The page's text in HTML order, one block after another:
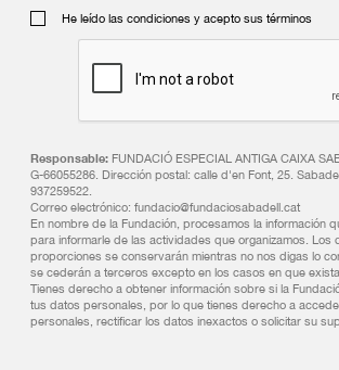
He leído las condiciones y acepto sus términos
Responsable: FUNDACIÓ ESPECIAL ANTIGA CAIXA
G-66055286. Dirección postal: calle d'en Font, 25.
937259522.
Correo electrónico: fundacio@fundaciosabadell.cat
En nombre de la Fundación, procesamos la información
para informarle de las actividades que organizamos. Los
proporciones se conservarán mientras no nos digas lo
se cederán a terceros excepto en los casos en que exista
Tienes derecho a obtener información sobre si la
tus datos personales, por lo que tienes derecho a
personales, rectificar los datos inexactos o solicitar su